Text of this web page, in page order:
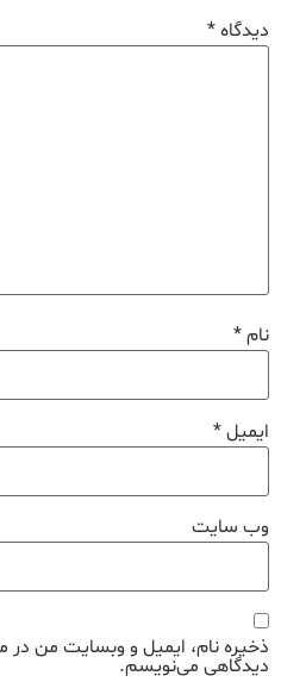
دیدگاه*
نام*
ایمیل*
وب‌ سایت
ذخیره نام، ایمیل و وبسایت من در
دیدگاهی می‌نویسم.